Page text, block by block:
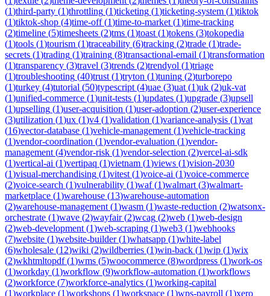
(1)third-party (1)throttling (1)ticketing (1)ticketing-system (1)tiktok
(1)tiktok-shop (4)time-off(1)time-to-market (1)time-tracking
(2)timeline (5)timesheets (2)tms (1)toast (1)tokens (3)tokopedia
(1)tools (1)tourism (1)traceability (6)tracking (2)trade (1)trade-
secrets (1)trading (1)training (8)transactional-email (1)transformation
(1)transparency (3)travel (3)trends (2)trendyol (1)triage
(1)troubleshooting (40)trust (1)tryton (1)tuning (2)turborepo
(1)turkey (4)tutorial (50)typescript (4)uae (3)uat (1)uk (2)uk-vat
(1)unified-commerce (1)unit-tests (1)updates (1)upgrade (3)upsell
(1)upselling (1)user-acquisition (1)user-adoption (2)user-experience
(3)utilization (1)ux (1)v4 (1)validation (1)variance-analysis (1)vat
(16)vector-database (1)vehicle-management (1)vehicle-tracking
(1)vendor-coordination (1)vendor-evaluation (1)vendor-
management (4)vendor-risk (1)vendor-selection (2)vercel-ai-sdk
(1)vertical-ai (1)vertipaq (1)vietnam (1)views (1)vision-2030
(1)visual-merchandising (1)vitest (1)voice-ai (1)voice-commerce
(2)voice-search (1)vulnerability (1)waf(1)walmart (3)walmart-
marketplace (1)warehouse (13)warehouse-automation
(2)warehouse-management (1)wasm (1)waste-reduction (2)watsonx-
orchestrate (1)wave (2)wayfair(2)wcag (2)web (1)web-design
(2)web-development (1)web-scraping (1)web3 (1)webhooks
(7)website (1)website-builder(1)whatsapp (1)white-label
(6)wholesale (12)wiki (2)wildberries (1)win-back (1)wip (1)wix
(2)wkhtmltopdf(1)wms (5)woocommerce (8)wordpress (1)work-os
(1)workday (1)workflow (9)workflow-automation (1)workflows
(2)workforce (7)workforce-analytics (1)working-capital
(1)workplace (1)workshops (1)workspace (1)wps-payroll (1)xero